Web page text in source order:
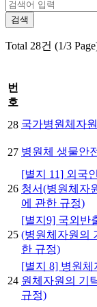
Total 28건 (1/3
번
호
28 국가병원체자
27 병원체 생물안
26
[별지 11] 외국
청서(병원체자
에 관한 규정)
25
[별지9] 국외반
(병원체자원의
한 규정)
24
[별지 8] 병원체
원체자원의 기
규정)